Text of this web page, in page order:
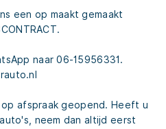
een op maakt gemaakt
naar 06-15956331.
op afspraak geopend. Heeft u
neem dan altijd eerst